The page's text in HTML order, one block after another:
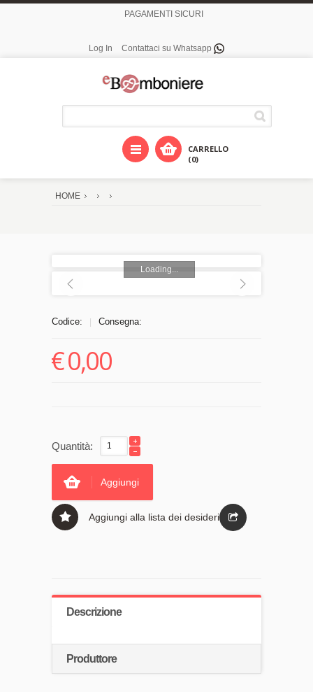
PAGAMENTI SICURI
Log In Contattaci su Whatsapp
CARRELLO
(0)
HOME
Loading...
Codice: Consegna:
€0,00
Quantità:
Aggiungi
Aggiungi alla lista dei desideri
Descrizione
Produttore